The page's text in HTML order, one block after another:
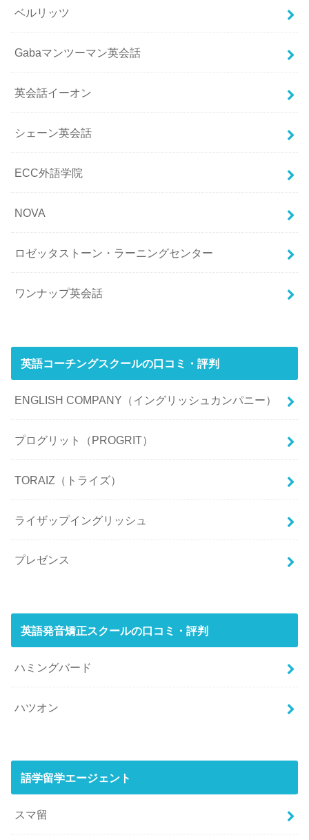
ベルリッツ
Gabaマンツーマン英会話
英会話イーオン
シェーン英会話
ECC外語学院
NOVA
ロゼッタストーン・ラーニングセンター
ワンナップ英会話
英語コーチングスクールの口コミ・評判
ENGLISH COMPANY（イングリッシュカンパニー）
プログリット（PROGRIT）
TORAIZ（トライズ）
ライザップイングリッシュ
プレゼンス
英語発音矯正スクールの口コミ・評判
ハミングバード
ハツオン
語学留学エージェント
スマ留